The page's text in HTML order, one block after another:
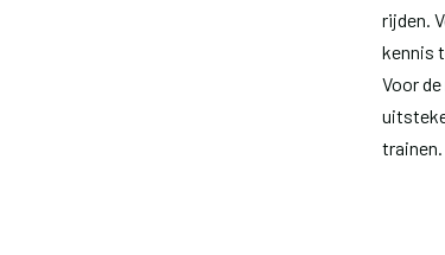
rijden.
kennis
Voor